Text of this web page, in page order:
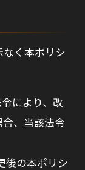
なく本ポリシ
により、改
、当該法令
後の本ポリシ